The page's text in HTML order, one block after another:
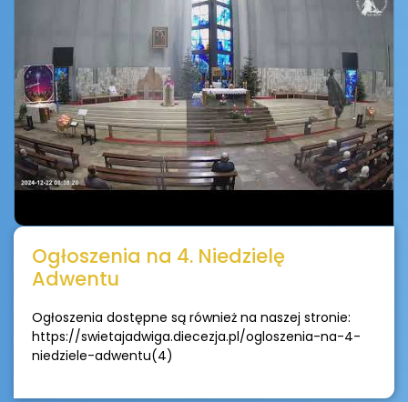
Ogłoszenia na 4. Niedzielę
Adwentu
Ogłoszenia dostępne są również na naszej stronie:
https://swietajadwiga.diecezja.pl/ogloszenia-na-4-
niedziele-adwentu(4)